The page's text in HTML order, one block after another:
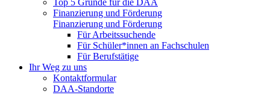
Top 5 Gründe für die DAA
Finanzierung und Förderung
Finanzierung und Förderung
Für Arbeitssuchende
Für Schüler*innen an Fachschulen
Für Berufstätige
Ihr Weg zu uns
Kontaktformular
DAA-Standorte